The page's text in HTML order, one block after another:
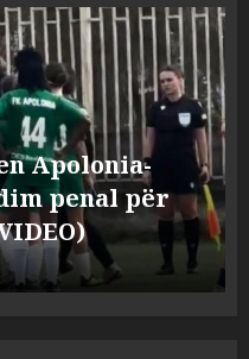
Apolonia-
penal për
e UKT akuzon
Skerdi Drenova dhe
Nano për
fondet publike dhe
pajustifikuar
në ndeshjen